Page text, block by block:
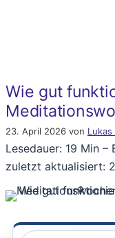
Wie gut
23. April 2026 von
Lesedauer: 19 Min –
zuletzt aktualisiert: